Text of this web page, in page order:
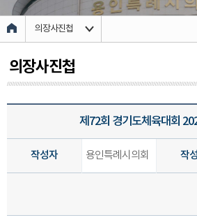
의장사진첩
의장사진첩
제72회 경기도체육대회
작성자 용인특례시의회 작